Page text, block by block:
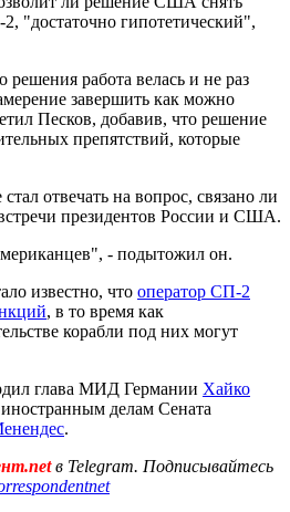
"достаточно гипотетический",
решения работа велась и не раз
завершить как можно
Песков, добавив, что решение
препятствий, которые
отвечать на вопрос, связано ли
президентов России и США.
- подытожил он.
известно, что оператор СП-2
, в то время как
корабли под них могут
глава МИД Германии Хайко
делам Сената
.
в Telegram. Подписывайтесь